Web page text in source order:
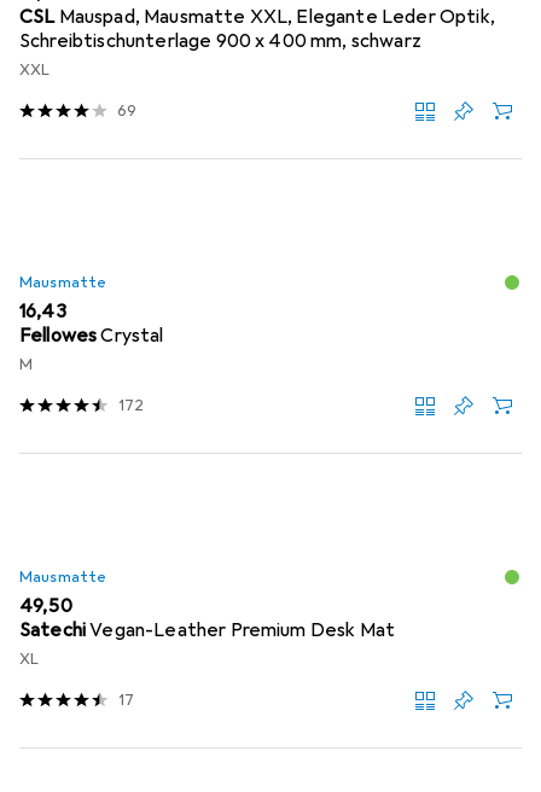
CSL Mauspad, Mausmatte XXL, Elegante Leder Optik,
Schreibtischunterlage 900 x 400 mm, schwarz
XXL
69
Mausmatte
EUR
16,43
FellowesCrystal
M
172
Mausmatte
EUR
49,50
SatechiVegan-Leather Premium Desk Mat
XL
17